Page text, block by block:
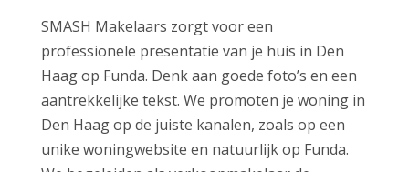
SMASH Makelaars zorgt voor een
professionele presentatie van je huis in Den
Haag op Funda. Denk aan goede foto’s en een
aantrekkelijke tekst. We promoten je woning in
Den Haag op de juiste kanalen, zoals op een
unike woningwebsite en natuurlijk op Funda.